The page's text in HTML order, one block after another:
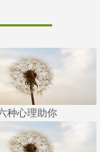
种心理助你